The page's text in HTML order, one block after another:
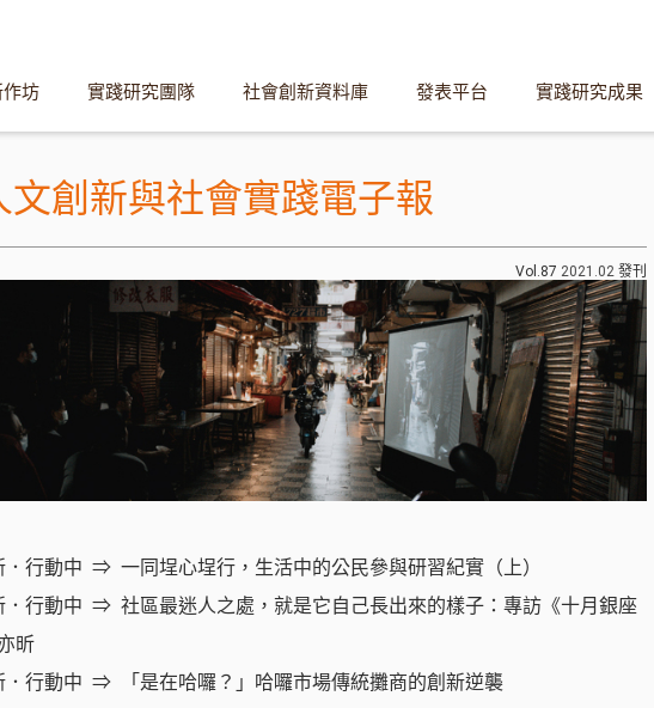
作坊 實踐研究團隊 社會創新資料庫 發表平台 實踐研究成果
文創新與社會實踐電子報
Vol.87 2021.02 發刊
．行動中
一同埕心埕行，生活中的公民參與研習紀實（上）
．行動中
社區最迷人之處，就是它自己長出來的樣子：專訪《十月銀座
昕
．行動中
「是在哈囉？」哈囉市場傳統攤商的創新逆襲